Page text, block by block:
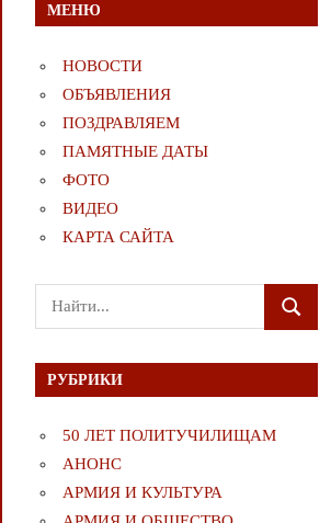
МЕНЮ
НОВОСТИ
ОБЪЯВЛЕНИЯ
ПОЗДРАВЛЯЕМ
ПАМЯТНЫЕ ДАТЫ
ФОТО
ВИДЕО
КАРТА САЙТА
Поиск
для:
ПОИСК
РУБРИКИ
50 ЛЕТ ПОЛИТУЧИЛИЩАМ
АНОНС
АРМИЯ И КУЛЬТУРА